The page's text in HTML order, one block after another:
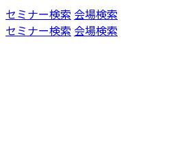
コ
ン
ナ
ビ
セミナー検索 会場検索
セミナー検索 会場検索